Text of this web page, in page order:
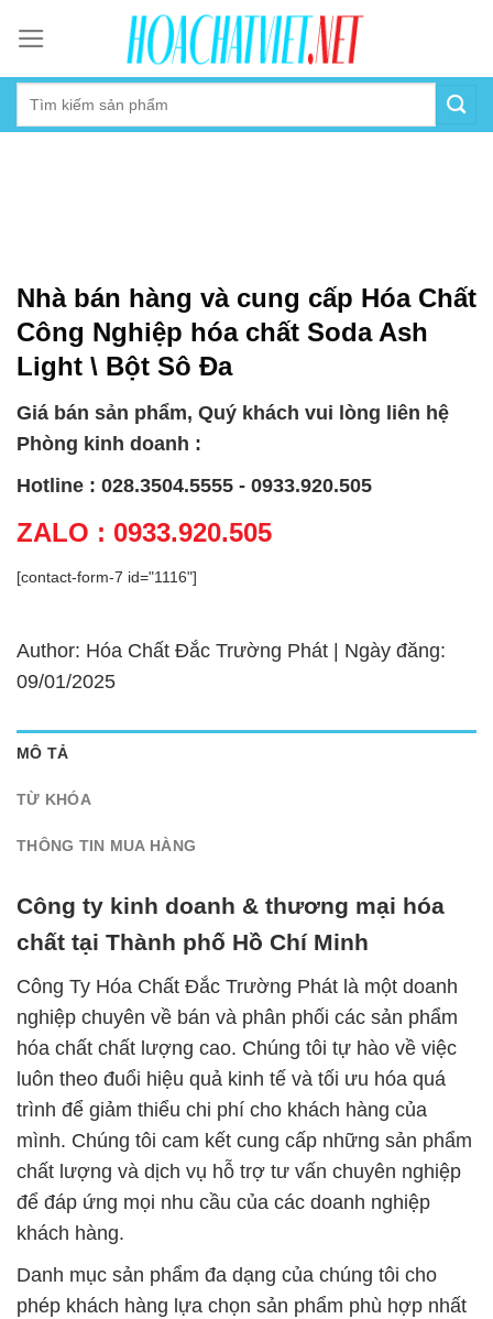
content
Nhà bán hàng và cung cấp Hóa Chất
Công Nghiệp hóa chất Soda Ash
Light \ Bột Sô Đa
Giá bán sản phẩm, Quý khách vui lòng liên hệ
Phòng kinh doanh :
Hotline : 028.3504.5555 - 0933.920.505
ZALO : 0933.920.505
[contact-form-7 id="1116"]
Author: Hóa Chất Đắc Trường Phát | Ngày đăng:
09/01/2025
MÔ TẢ
TỪ KHÓA
THÔNG TIN MUA HÀNG
Công ty kinh doanh & thương mại hóa
chất tại Thành phố Hồ Chí Minh
Công Ty Hóa Chất Đắc Trường Phát là một doanh
nghiệp chuyên về bán và phân phối các sản phẩm
hóa chất chất lượng cao. Chúng tôi tự hào về việc
luôn theo đuổi hiệu quả kinh tế và tối ưu hóa quá
trình để giảm thiểu chi phí cho khách hàng của
mình. Chúng tôi cam kết cung cấp những sản phẩm
chất lượng và dịch vụ hỗ trợ tư vấn chuyên nghiệp
để đáp ứng mọi nhu cầu của các doanh nghiệp
khách hàng.
Danh mục sản phẩm đa dạng của chúng tôi cho
phép khách hàng lựa chọn sản phẩm phù hợp nhất